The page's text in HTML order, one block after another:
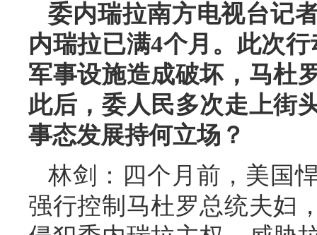
委内瑞拉南方电视台记
内瑞拉已满4个月。此次
军事设施造成破坏，马杜
此后，委人民多次走上街
事态发展持何立场？
林剑：四个月前，美国
强行控制马杜罗总统夫妇